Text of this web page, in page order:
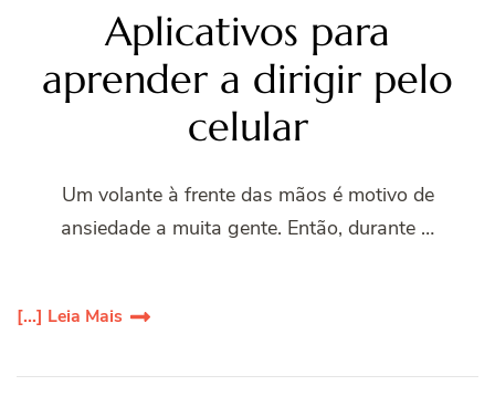
Aplicativos para
aprender a dirigir pelo
celular
Um volante à frente das mãos é motivo de
ansiedade a muita gente. Então, durante …
[...] Leia Mais